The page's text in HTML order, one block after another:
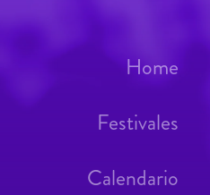
Home
Festivales
Calendario